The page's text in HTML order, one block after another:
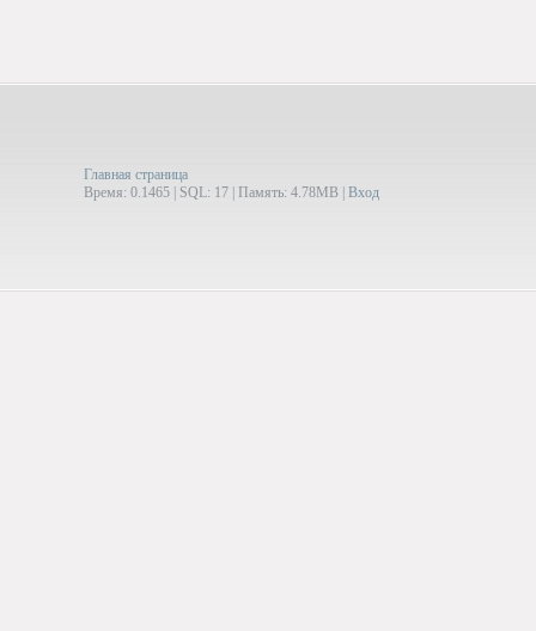
Главная страница
Время: 0.1465 | SQL: 17 | Память: 4.78MB Вход